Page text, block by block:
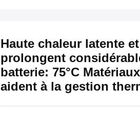
Haute chaleur latente
prolongent
batterie: 75°C
aident à la gestion